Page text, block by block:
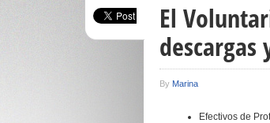
El
By Marina
Efectivos de